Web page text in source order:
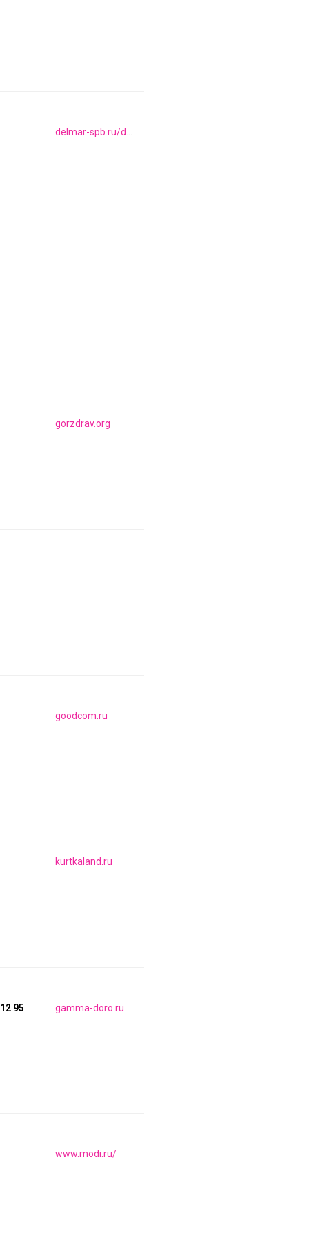
delmar-spb.ru/delmar-delmar-balkanskaya-ulica-17
gorzdrav.org
goodcom.ru
kurtkaland.ru
95 gamma-doro.ru
www.modi.ru/